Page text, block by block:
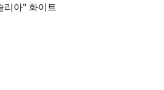
리아" 화이트